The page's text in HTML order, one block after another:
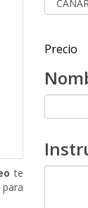
te
Precio